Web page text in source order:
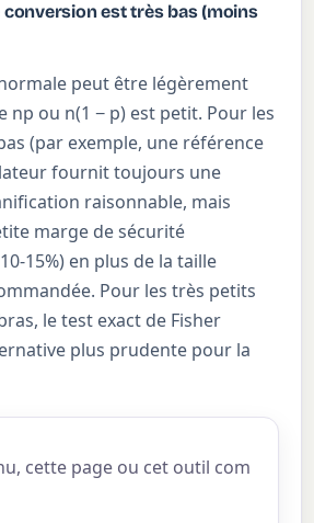
conversion est très bas (moins
peut être légèrement
np ou n(1 − p) est petit. Pour les
(par exemple, une référence
fournit toujours une
raisonnable, mais
marge de sécurité
15%) en plus de la taille
Pour les très petits
le test exact de Fisher
plus prudente pour la
cette page ou cet outil com